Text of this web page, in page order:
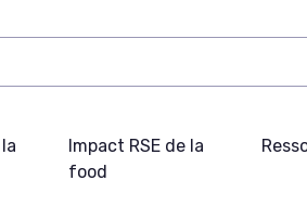
Impact RSE de la
food